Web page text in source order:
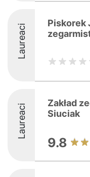
Laureaci
Piskorek
Laureaci
Zakład
Siuciak
9.8